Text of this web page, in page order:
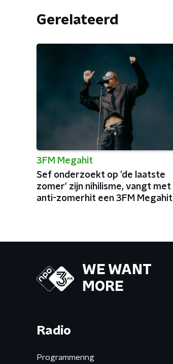
Gerelateerd
3FM Megahit
Sef onderzoekt op 'de laatste
zomer' zijn nihilisme, vangt met
anti-zomerhit een 3FM Megahit
WE WANT
MORE
Radio
Programmering